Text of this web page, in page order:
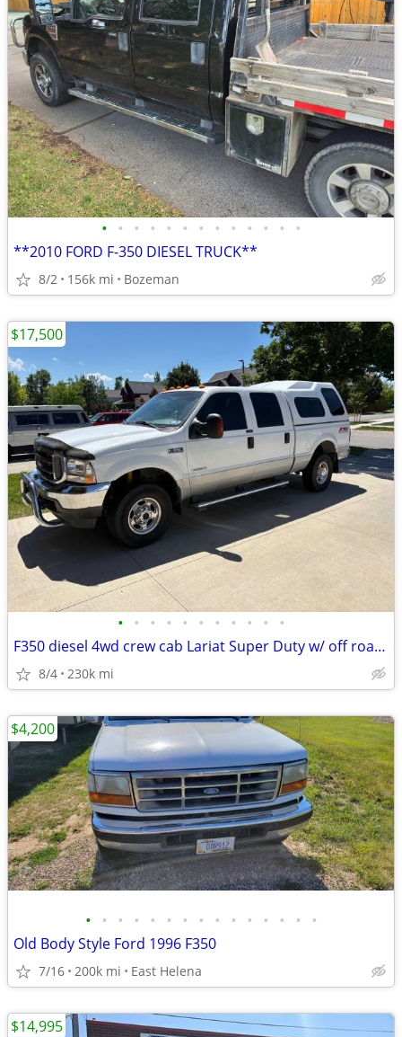
• • • • • • • • • • • • •
**2010 FORD F-350 DIESEL TRUCK**
8/2 156k mi Bozeman
• • • • • • • • • • •
F350 diesel 4wd crew cab Lariat Super Duty w/ off road package
8/4 230k mi
$17,500
• • • • • • • • • • • • • • •
Old Body Style Ford 1996 F350
7/16 200k mi East Helena
$4,200
$14,995